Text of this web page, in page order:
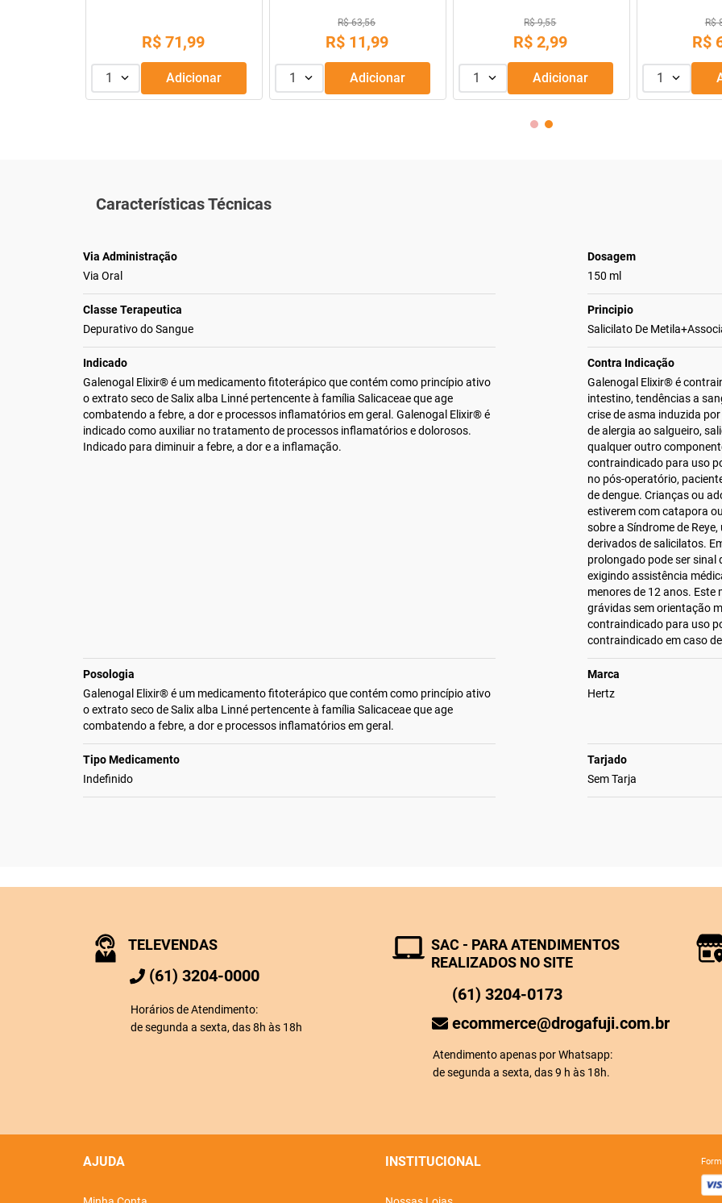
R$ 9,99
1 Adicionar
R$ 169,99
ou3x de R$ 56,66
1 Adicionar
R$ 43,99
R$ 39,99
1 Adicionar
R$
R$
1
Características Técnicas
Via Administração
Via Oral
Dosagem
150 ml
Classe Terapeutica
Depurativo do Sangue
Principio
Salicilato De
Indicado
Galenogal Elixir® é um medicamento fitoterápico que contém como princípio ativo
o extrato seco de Salix alba Linné pertencente à família Salicaceae que age
combatendo a febre, a dor e processos inflamatórios em geral. Galenogal Elixir® é
indicado como auxiliar no tratamento de processos inflamatórios e dolorosos.
Indicado para diminuir a febre, a dor e a inflamação.
Contra Indicação
Galenogal Elixir® é
intestino, tendências a
crise de asma induzida
de alergia ao salgueiro,
qualquer outro
contraindicado para uso
no pós-operatório,
de dengue. Crianças ou
estiverem com catapora
sobre a Síndrome de
derivados de salicilatos.
prolongado pode ser sinal
exigindo assistência
menores de 12 anos.
grávidas sem orientação
contraindicado para uso
contraindicado em caso
Posologia
Galenogal Elixir® é um medicamento fitoterápico que contém como princípio ativo
o extrato seco de Salix alba Linné pertencente à família Salicaceae que age
combatendo a febre, a dor e processos inflamatórios em geral.
Marca
Hertz
Tipo Medicamento
Indefinido
Tarjado
Sem Tarja
TELEVENDAS
(61) 3204-0000
Horários de Atendimento:
de segunda a sexta, das 8h às 18h
SAC - PARA ATENDIMENTOS
REALIZADOS NO SITE
(61) 3204-0173
ecommerce@drogafuji.com.br
Atendimento apenas por Whatsapp:
de segunda a sexta, das 9 h às 18h.
AJUDA INSTITUCIONAL